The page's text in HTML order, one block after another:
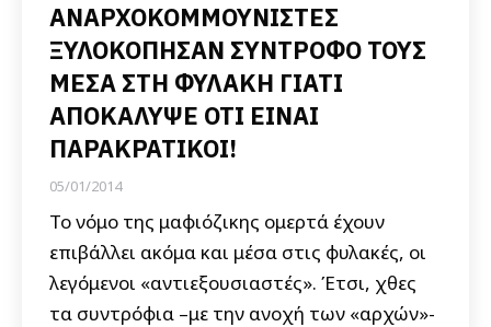
ΑΝΑΡΧΟΚΟΜΜΟΥΝΙΣΤΕΣ
ΞΥΛΟΚΟΠΗΣΑΝ ΣΥΝΤΡΟΦΟ ΤΟΥΣ
ΜΕΣΑ ΣΤΗ ΦΥΛΑΚΗ ΓΙΑΤΙ
ΑΠΟΚΑΛΥΨΕ ΟΤΙ ΕΙΝΑΙ
ΠΑΡΑΚΡΑΤΙΚΟΙ!
05/01/2014
Το νόμο της μαφιόζικης ομερτά έχουν
επιβάλλει ακόμα και μέσα στις φυλακές, οι
λεγόμενοι «αντιεξουσιαστές». Έτσι, χθες
τα συντρόφια –με την ανοχή των «αρχών»-